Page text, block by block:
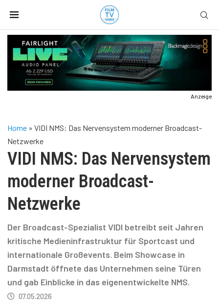
Anzeige
Home » VIDI NMS: Das Nervensystem moderner Broadcast-
Netzwerke
VIDI NMS: Das Nervensystem
moderner Broadcast-
Netzwerke
Der Broadcast-Spezialist VIDI betreibt seit Jahren
kritische Medieninfrastruktur für Sportcast und
internationale Großevents. Beim Showcase in
Darmstadt öffnete das Unternehmen seine Türen
und gab Einblicke in das eigenentwickelte NMS.
07.05.2026